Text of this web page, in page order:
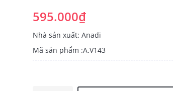
595.000₫
Nhà sản xuất: Anadi
Mã sản phẩm :A.V143